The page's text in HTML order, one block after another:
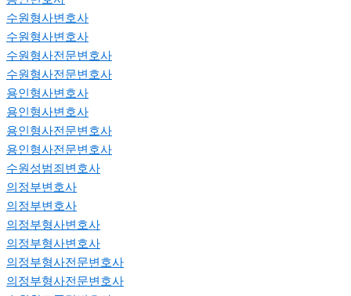
수원형사변호사
수원형사변호사
수원형사전문변호사
수원형사전문변호사
용인형사변호사
용인형사변호사
용인형사전문변호사
용인형사전문변호사
수원성범죄변호사
의정부변호사
의정부변호사
의정부형사변호사
의정부형사변호사
의정부형사전문변호사
의정부형사전문변호사